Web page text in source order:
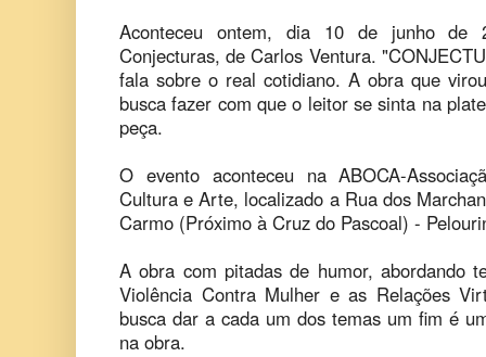
Aconteceu ontem, dia 10 de junho de
Conjecturas, de Carlos Ventura.
fala sobre o real cotidiano. A obra que
busca fazer com que o leitor se sinta na
peça.
O evento aconteceu na ABOCA-
Cultura e Arte, localizado a Rua dos
Carmo (Próximo à Cruz do Pascoal) -
A obra com pitadas de humor, abordando
Violência Contra Mulher e as Relações
busca dar a cada um dos temas um fim é
na obra.